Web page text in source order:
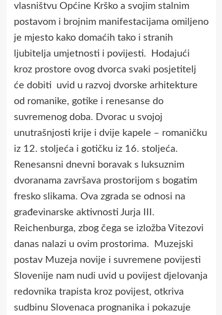
vlasništvu Općine Krško a svojim stalnim
postavom i brojnim manifestacijama omiljeno
je mjesto kako domaćih tako i stranih
ljubitelja umjetnosti i povijesti. Hodajući
kroz prostore ovog dvorca svaki posjetitelj
će dobiti uvid u razvoj dvorske arhitekture
od romanike, gotike i renesanse do
suvremenog doba. Dvorac u svojoj
unutrašnjosti krije i dvije kapele – romaničku
iz 12. stoljeća i gotičku iz 16. stoljeća.
Renesansni dnevni boravak s luksuznim
dvoranama završava prostorijom s bogatim
fresko slikama. Ova zgrada se odnosi na
građevinarske aktivnosti Jurja III.
Reichenburga, zbog čega se izložba Vitezovi
danas nalazi u ovim prostorima. Muzejski
postav Muzeja novije i suvremene povijesti
Slovenije nam nudi uvid u povijest djelovanja
redovnika trapista kroz povijest, otkriva
sudbinu Slovenaca prognanika i pokazuje